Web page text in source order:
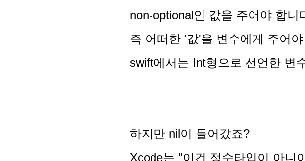
non-optional인 값을 주어야 합니
즉 어떠한 '값'을 변수에게 주어
swift에서는 Int형으로 선언한 변
하지만 nil이 들어갔죠?
Xcode는 "이건 정수타입이 아니